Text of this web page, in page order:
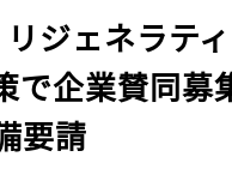
リジェネラテ
で企業賛同募
要請